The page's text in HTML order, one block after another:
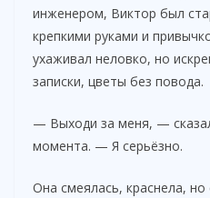
инженером, Виктор был
крепкими руками и
ухаживал неловко, но
записки, цветы без повода.
— Выходи за меня, —
момента. — Я серьёзно.
Она смеялась, краснела, но